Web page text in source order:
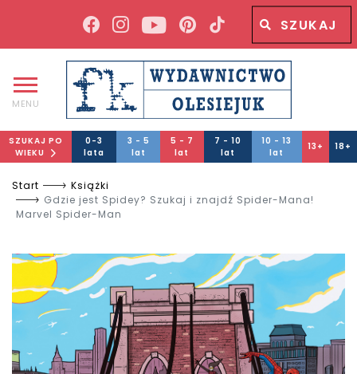
Wyszukiwana fraza
MENU
SZUKAJ PO
WIEKU
0-3
lata
3 - 5
lat
5 - 7
lat
7 - 10
lat
10 - 13
lat
13+ 18+
Start
Książki
Gdzie jest Spidey? Szukaj i znajdź Spider-Mana!
Marvel Spider-Man